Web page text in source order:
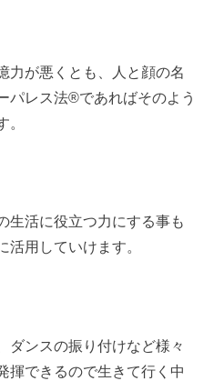
力が悪くとも、人と顔の名
パレス法®︎であればそのよう
。
生活に役立つ力にする事も
活用していけます。
ダンスの振り付けなど様々
揮できるので生きて行く中